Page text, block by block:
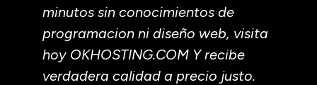
minutos sin conocimientos de
programacion ni diseño web, visita
hoy OKHOSTING.COM Y recibe
verdadera calidad a precio justo.